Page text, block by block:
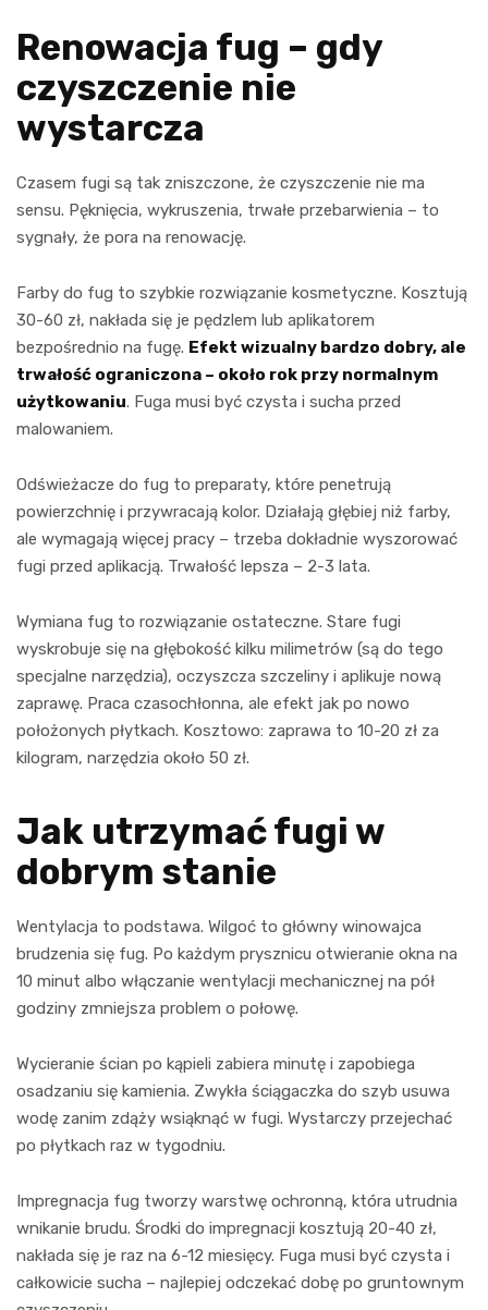
Renowacja fug – gdy
czyszczenie nie
wystarcza
Czasem fugi są tak zniszczone, że czyszczenie nie ma
sensu. Pęknięcia, wykruszenia, trwałe przebarwienia – to
sygnały, że pora na renowację.
Farby do fug to szybkie rozwiązanie kosmetyczne. Kosztują
30-60 zł, nakłada się je pędzlem lub aplikatorem
bezpośrednio na fugę. Efekt wizualny bardzo dobry, ale
trwałość ograniczona – około rok przy normalnym
użytkowaniu. Fuga musi być czysta i sucha przed
malowaniem.
Odświeżacze do fug to preparaty, które penetrują
powierzchnię i przywracają kolor. Działają głębiej niż farby,
ale wymagają więcej pracy – trzeba dokładnie wyszorować
fugi przed aplikacją. Trwałość lepsza – 2-3 lata.
Wymiana fug to rozwiązanie ostateczne. Stare fugi
wyskrobuje się na głębokość kilku milimetrów (są do tego
specjalne narzędzia), oczyszcza szczeliny i aplikuje nową
zaprawę. Praca czasochłonna, ale efekt jak po nowo
położonych płytkach. Kosztowo: zaprawa to 10-20 zł za
kilogram, narzędzia około 50 zł.
Jak utrzymać fugi w
dobrym stanie
Wentylacja to podstawa. Wilgoć to główny winowajca
brudzenia się fug. Po każdym prysznicu otwieranie okna na
10 minut albo włączanie wentylacji mechanicznej na pół
godziny zmniejsza problem o połowę.
Wycieranie ścian po kąpieli zabiera minutę i zapobiega
osadzaniu się kamienia. Zwykła ściągaczka do szyb usuwa
wodę zanim zdąży wsiąknąć w fugi. Wystarczy przejechać
po płytkach raz w tygodniu.
Impregnacja fug tworzy warstwę ochronną, która utrudnia
wnikanie brudu. Środki do impregnacji kosztują 20-40 zł,
nakłada się je raz na 6-12 miesięcy. Fuga musi być czysta i
całkowicie sucha – najlepiej odczekać dobę po gruntownym